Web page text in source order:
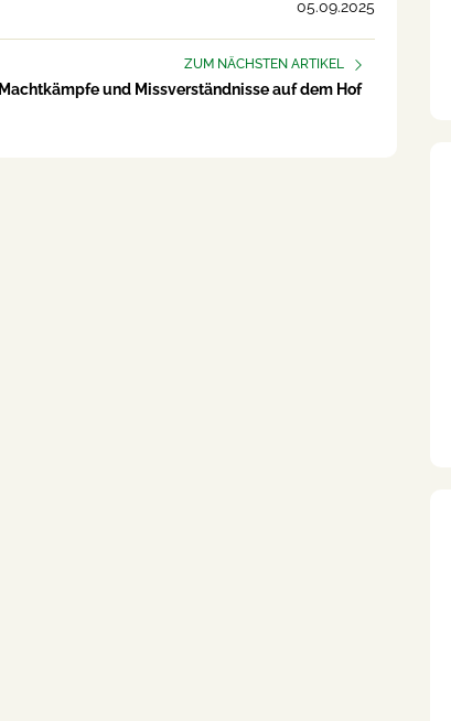
05.09.2025
ZUM NÄCHSTEN ARTIKEL
Machtkämpfe und Missverständnisse auf dem Hof